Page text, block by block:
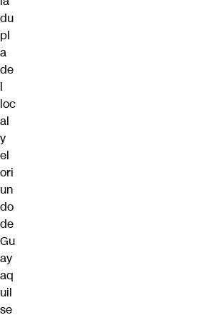
du
pl
a
de
l
loc
al
y
el
ori
un
do
de
Gu
ay
aq
uil
se